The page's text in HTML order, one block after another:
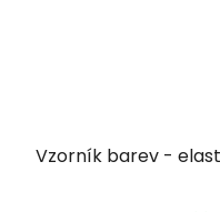
Vzorník barev -